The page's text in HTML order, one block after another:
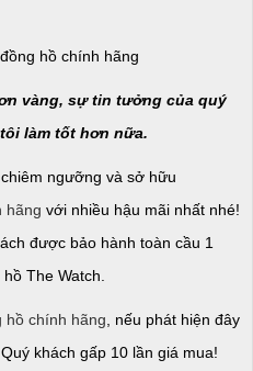
vàng, sự tin tưởng của quý
làm tốt hơn nữa.
ngưỡng và sở hữu
hãng với nhiều hậu mãi nhất nhé!
được bảo hành toàn cầu 1
The Watch.
hồ chính hãng , nếu phát hiện đây
khách gấp 10 lần giá mua!